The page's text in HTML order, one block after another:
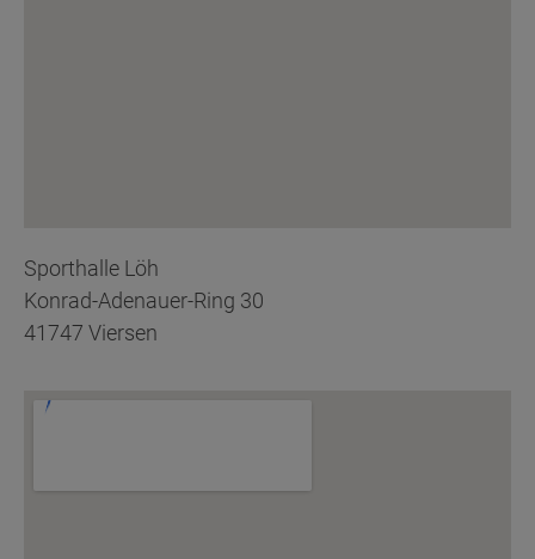
Sporthalle Löh
Konrad-Adenauer-Ring 30
41747 Viersen